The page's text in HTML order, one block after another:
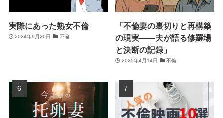
実際にあった熟女不倫
2024年9月20日 不倫
「不倫妻の裏切りと再構築
の現実――夫が語る修羅場
と決断の記録」
2025年4月14日 不倫